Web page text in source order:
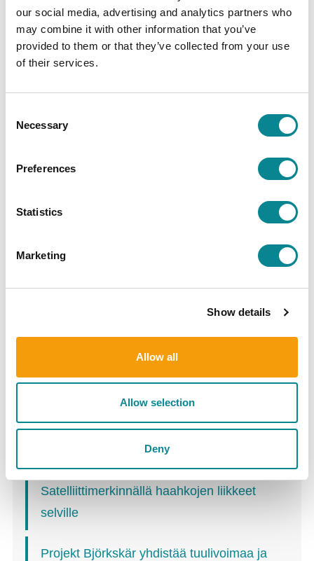
our social media, advertising and analytics partners who
may combine it with other information that you’ve
provided to them or that they’ve collected from your use
of their services.
Selection
Necessary
Preferences
Statistics
Marketing
Show details
Allow all
Allow selection
Deny
saavat lapsentasoista tietoa Itämerestä ja sen
suojelusta.
JAA SOMESSA
Search for article
000 euroa – keskiössä biohajoavat
materiaaliratkaisut ja kalakantojen suojelu
Biogeeli öljyvahinkojen torjuntaan
Satelliittimerkinnällä haahkojen liikkeet
selville
Projekt Björkskär yhdistää tuulivoimaa ja